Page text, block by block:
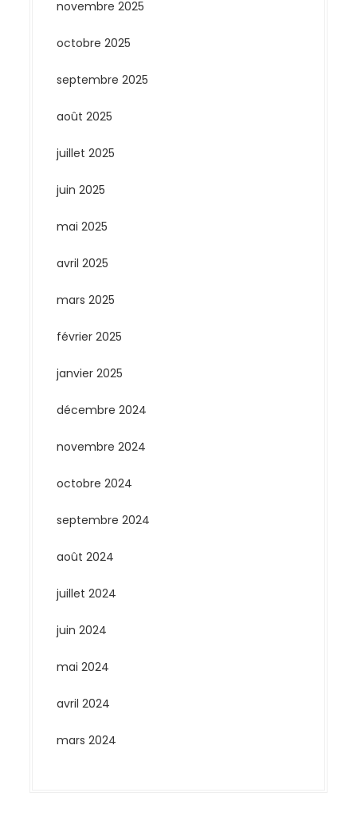
novembre 2025
octobre 2025
septembre 2025
août 2025
juillet 2025
juin 2025
mai 2025
avril 2025
mars 2025
février 2025
janvier 2025
décembre 2024
novembre 2024
octobre 2024
septembre 2024
août 2024
juillet 2024
juin 2024
mai 2024
avril 2024
mars 2024